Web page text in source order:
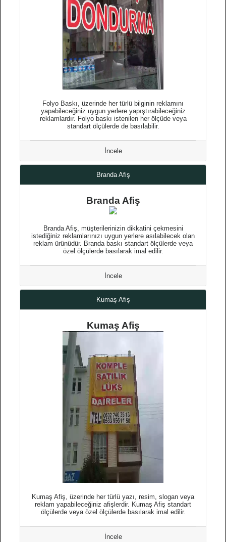
Folyo Baskı, üzerinde her türlü bilginin reklamını
yapabileceğiniz uygun yerlere yapıştırabileceğiniz
reklamlardır. Folyo baskı istenilen her ölçüde veya
standart ölçülerde de basılabilir.
İncele
Branda Afiş
Branda Afiş
Branda Afiş, müşterilerinizin dikkatini çekmesini
istediğiniz reklamlarınızı uygun yerlere asılabilecek olan
reklam ürünüdür. Branda baskı standart ölçülerde veya
özel ölçülerde basılarak imal edilir.
İncele
Kumaş Afiş
Kumaş Afiş
Kumaş Afiş, üzerinde her türlü yazı, resim, slogan veya
reklam yapabileceğiniz afişlerdir. Kumaş Afiş standart
ölçülerde veya özel ölçülerde basılarak imal edilir.
İncele